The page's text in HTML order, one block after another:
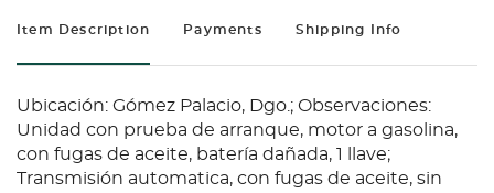
Item Description Payments Shipping Info
Ubicación: Gómez Palacio, Dgo.; Observaciones:
Unidad con prueba de arranque, motor a gasolina,
con fugas de aceite, batería dañada, 1 llave;
Transmisión automatica, con fugas de aceite, sin